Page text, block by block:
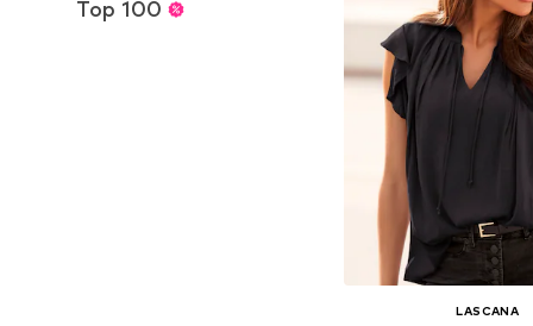
Top 100
LASCANA